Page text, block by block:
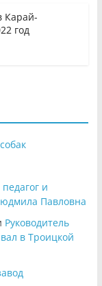
Карай-
год
и
Павловна
Руководитель
в Троицкой